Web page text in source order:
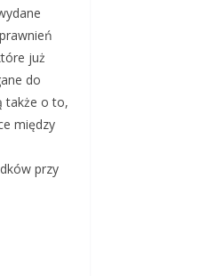
już
do
także o to,
między
przy